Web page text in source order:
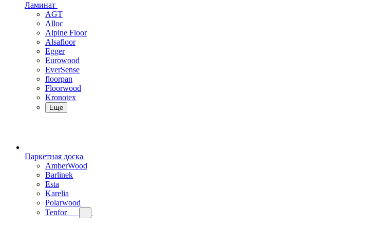
Ламинат
AGT
Alloc
Alpine Floor
Alsafloor
Egger
Eurowood
EverSense
floorpan
Floorwood
Kronotex
Еще
Паркетная доска
AmberWood
Barlinek
Esta
Karelia
Polarwood
Tenfor